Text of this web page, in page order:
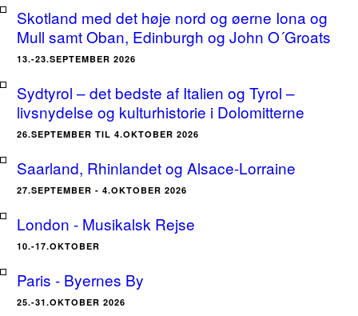
Skotland med det høje nord og øerne Iona og
Mull samt Oban, Edinburgh og John O´Groats
13.-23.SEPTEMBER 2026
Sydtyrol – det bedste af Italien og Tyrol –
livsnydelse og kulturhistorie i Dolomitterne
26.SEPTEMBER TIL 4.OKTOBER 2026
Saarland, Rhinlandet og Alsace-Lorraine
27.SEPTEMBER - 4.OKTOBER 2026
London - Musikalsk Rejse
10.-17.OKTOBER
Paris - Byernes By
25.-31.OKTOBER 2026